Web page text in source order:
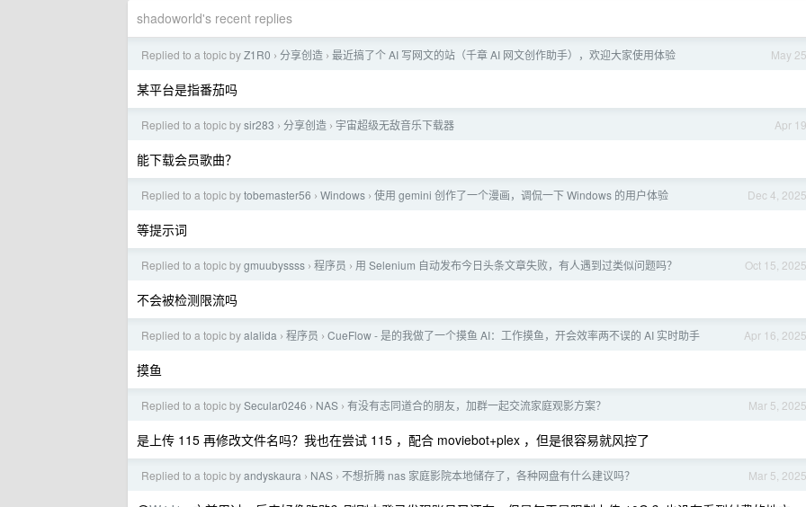
shadoworld's recent replies
May 25
Replied to a topic byZ1R0 › 分享创造 › 最近搞了个 AI 写网文的站（千章 AI 网文创作助手），欢迎大家使用体验
某平台是指番茄吗
Apr 19
Replied to a topic bysir283 › 分享创造 › 宇宙超级无敌音乐下载器
能下载会员歌曲？
Dec 4, 2025
Replied to a topic bytobemaster56 › Windows › 使用 gemini 创作了一个漫画，调侃一下 Windows 的用户体验
等提示词
Oct 15, 2025
Replied to a topic bygmuubyssss › 程序员 › 用 Selenium 自动发布今日头条文章失败，有人遇到过类似问题吗？
不会被检测限流吗
Apr 16, 2025
Replied to a topic byalalida › 程序员 › CueFlow - 是的我做了一个摸鱼 AI：工作摸鱼，开会效率两不误的 AI 实时助手
摸鱼
Mar 5, 2025
Replied to a topic bySecular0246 › NAS › 有没有志同道合的朋友，加群一起交流家庭观影方案？
是上传 115 再修改文件名吗？我也在尝试 115 ，配合 moviebot+plex ，但是很容易就风控了
Mar 5, 2025
Replied to a topic byandyskaura › NAS › 不想折腾 nas 家庭影院本地储存了，各种网盘有什么建议吗？